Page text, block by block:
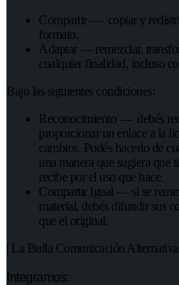
Compartir — copiar y
formato.
Adaptar — remezclar,
cualquier finalidad, incluso
Bajo las siguientes condiciones:
Reconocimiento — debés
proporcionar un enlace a la
cambios. Podés hacerlo de
una manera que sugiera que
recibe por el uso que hace.
Compartir Igual — si se
material, debés difundir sus
que el original.
| La Bulla Comunicación Alternativa
Integramos: